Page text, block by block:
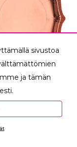
27,5 cm, 10
sivustoa
ja tämän
ja